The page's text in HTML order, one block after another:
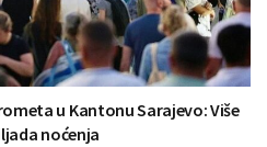
u Kantonu Sarajevo: Više
noćenja